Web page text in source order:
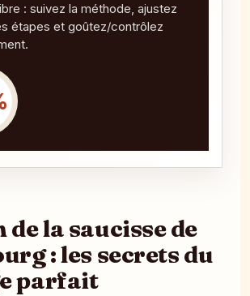
: suivez la méthode, ajustez
étapes et goûtez/contrôlez
de la saucisse de
: les secrets du
parfait